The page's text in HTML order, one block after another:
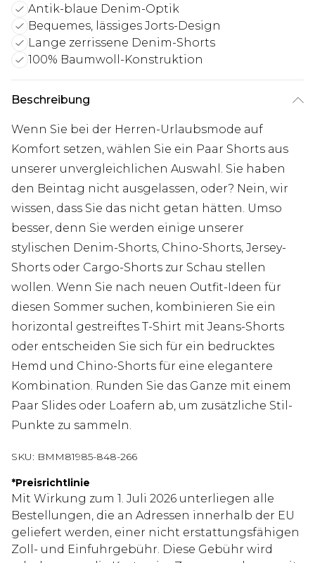
Antik-blaue Denim-Optik
Bequemes, lässiges Jorts-Design
Lange zerrissene Denim-Shorts
100% Baumwoll-Konstruktion
Beschreibung
Wenn Sie bei der Herren-Urlaubsmode auf
Komfort setzen, wählen Sie ein Paar Shorts aus
unserer unvergleichlichen Auswahl. Sie haben
den Beintag nicht ausgelassen, oder? Nein, wir
wissen, dass Sie das nicht getan hätten. Umso
besser, denn Sie werden einige unserer
stylischen Denim-Shorts, Chino-Shorts, Jersey-
Shorts oder Cargo-Shorts zur Schau stellen
wollen. Wenn Sie nach neuen Outfit-Ideen für
diesen Sommer suchen, kombinieren Sie ein
horizontal gestreiftes T-Shirt mit Jeans-Shorts
oder entscheiden Sie sich für ein bedrucktes
Hemd und Chino-Shorts für eine elegantere
Kombination. Runden Sie das Ganze mit einem
Paar Slides oder Loafern ab, um zusätzliche Stil-
Punkte zu sammeln.
SKU: BMM81985-848-266
*Preisrichtlinie
Mit Wirkung zum 1. Juli 2026 unterliegen alle
Bestellungen, die an Adressen innerhalb der EU
geliefert werden, einer nicht erstattungsfähigen
Zoll- und Einfuhrgebühr. Diese Gebühr wird